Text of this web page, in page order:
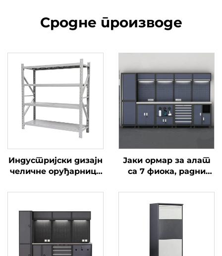
Сродне производе
Индустријски дизајн
челичне оруђарнице
складиште, система
гаражу, метална
полица средњег
капацитета
Јаки ормар за алат
са 7 фиока, радни
ормар за
складиштење у
точковима,